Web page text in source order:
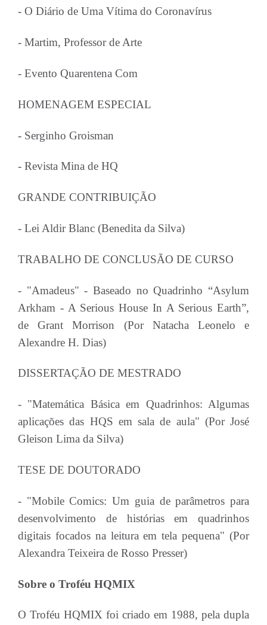
- O Diário de Uma Vítima do Coronavírus
- Martim, Professor de Arte
- Evento Quarentena Com
HOMENAGEM ESPECIAL
- Serginho Groisman
- Revista Mina de HQ
GRANDE CONTRIBUIÇÃO
- Lei Aldir Blanc (Benedita da Silva)
TRABALHO DE CONCLUSÃO DE CURSO
- "Amadeus" - Baseado no Quadrinho “Asylum
Arkham - A Serious House In A Serious Earth”,
de Grant Morrison (Por Natacha Leonelo e
Alexandre H. Dias)
DISSERTAÇÃO DE MESTRADO
- "Matemática Básica em Quadrinhos: Algumas
aplicações das HQS em sala de aula" (Por José
Gleison Lima da Silva)
TESE DE DOUTORADO
- "Mobile Comics: Um guia de parâmetros para
desenvolvimento de histórias em quadrinhos
digitais focados na leitura em tela pequena" (Por
Alexandra Teixeira de Rosso Presser)
Sobre o Troféu HQMIX
O Troféu HQMIX foi criado em 1988, pela dupla